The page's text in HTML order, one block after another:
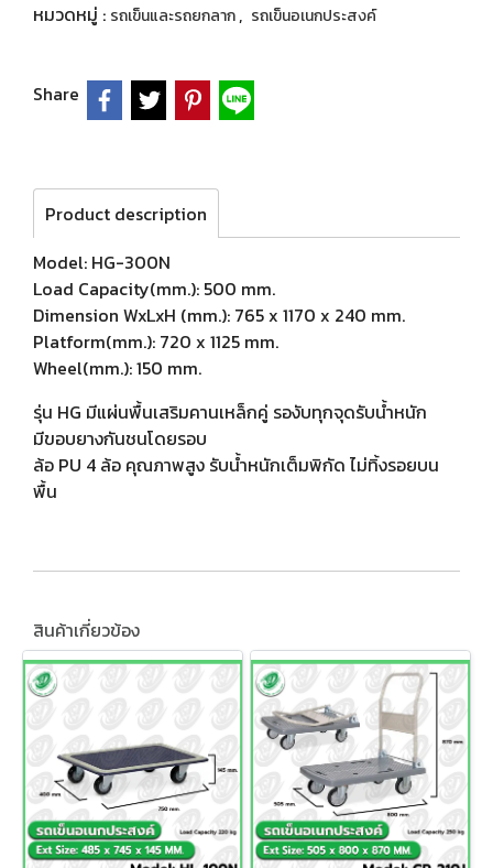
หมวดหมู่ : รถเข็นและรถยกลาก, รถเข็นอเนกประสงค์
Share
Product description
Model: HG-300N
Load Capacity(mm.): 500 mm.
Dimension WxLxH (mm.): 765 x 1170 x 240 mm.
Platform(mm.): 720 x 1125 mm.
Wheel(mm.): 150 mm.
รุ่น HG มีแผ่นพื้นเสริมคานเหล็กคู่ รองับทุกจุดรับน้ำหนัก
มีขอบยางกันชนโดยรอบ
ล้อ PU 4 ล้อ คุณภาพสูง รับน้ำหนักเต็มพิกัด ไม่ทิ้งรอยบน
พื้น
สินค้าเกี่ยวข้อง